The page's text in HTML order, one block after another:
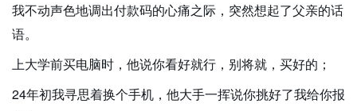
我不动声色地调出付款码的心痛之际，突然想起了父亲的话
语。
上大学前买电脑时，他说你看好就行，别将就，买好的；
24年初我寻思着换个手机，他大手一挥说你挑好了我给你报